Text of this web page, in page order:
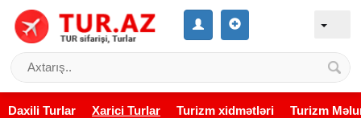
Daxili Turlar Xarici Turlar Turizm xidmətləri Turizm